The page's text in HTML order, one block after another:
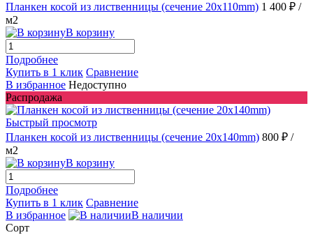
Планкен косой из лиственницы (сечение 20х110mm) 1 400 ₽ /
м2
В корзину
Подробнее
Купить в 1 клик Сравнение
В избранное Недоступно
Распродажа
Быстрый просмотр
Планкен косой из лиственницы (сечение 20х140mm) 800 ₽ /
м2
В корзину
Подробнее
Купить в 1 клик Сравнение
В избранное
В наличии
Сорт